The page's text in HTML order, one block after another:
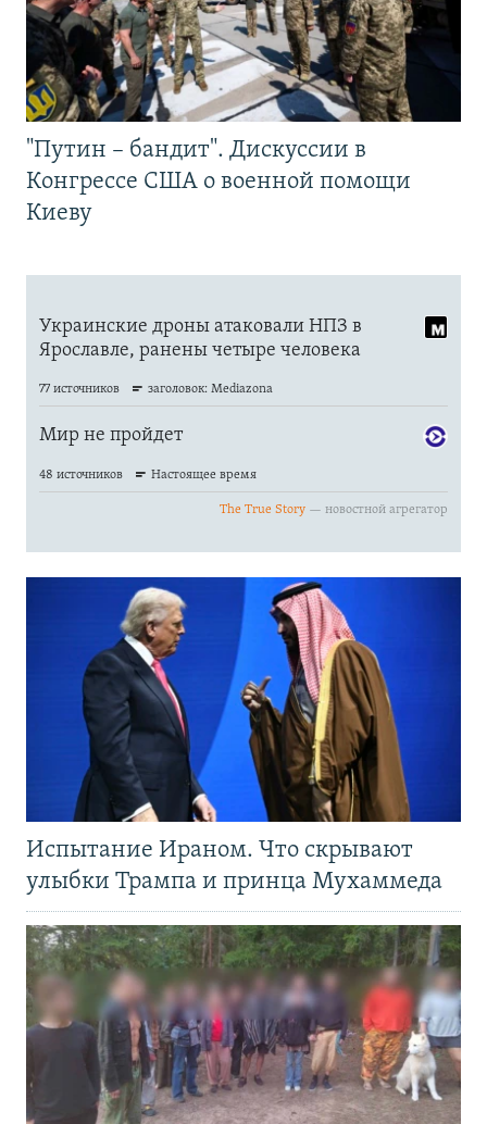
"Путин – бандит". Дискуссии в
Конгрессе США о военной помощи
Киеву
Испытание Ираном. Что скрывают
улыбки Трампа и принца Мухаммеда